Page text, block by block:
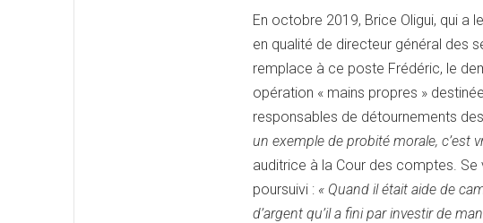
En octobre 2019, Brice Oligui, qui a
en qualité de directeur général des
remplace à ce poste Frédéric, le
opération « mains propres »
responsables de détournements
un exemple de probité morale, c’est
auditrice à la Cour des comptes.
poursuivi : « Quand il était aide de
d’argent qu’il a fini par investir de